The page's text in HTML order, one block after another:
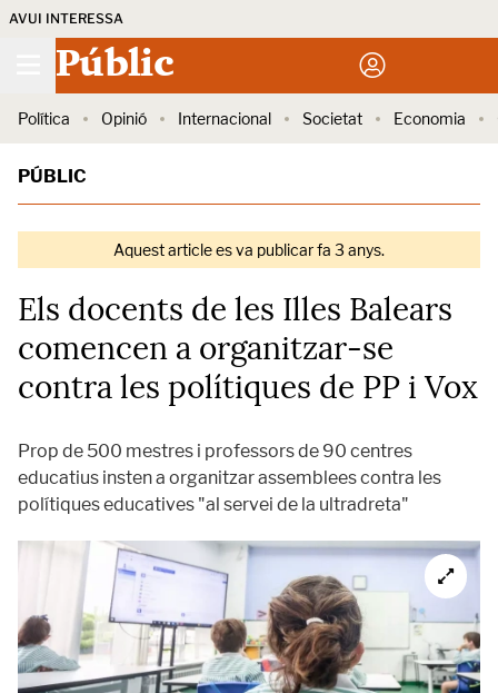
AVUI INTERESSA
Públic
Política Opinió Internacional Societat Economia
PÚBLIC
Aquest article es va publicar fa 3 anys.
Els docents de les Illes Balears
comencen a organitzar-se
contra les polítiques de PP i Vox
Prop de 500 mestres i professors de 90 centres
educatius insten a organitzar assemblees contra les
polítiques educatives "al servei de la ultradreta"